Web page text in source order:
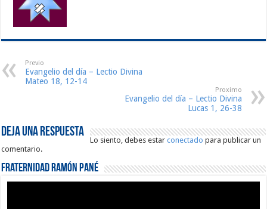
Previo
Evangelio del día – Lectio Divina
Mateo 18, 12-14
Proximo
Evangelio del día – Lectio Divina
Lucas 1, 26-38
Deja una respuesta
Lo siento, debes estarconectado para publicar un
comentario.
Fraternidad Ramón Pané